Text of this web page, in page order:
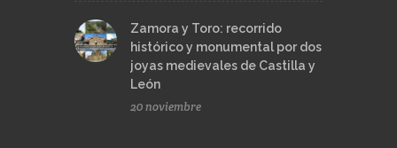
Zamora y Toro: recorrido
histórico y monumental por dos
joyas medievales de Castilla y
León
20 noviembre